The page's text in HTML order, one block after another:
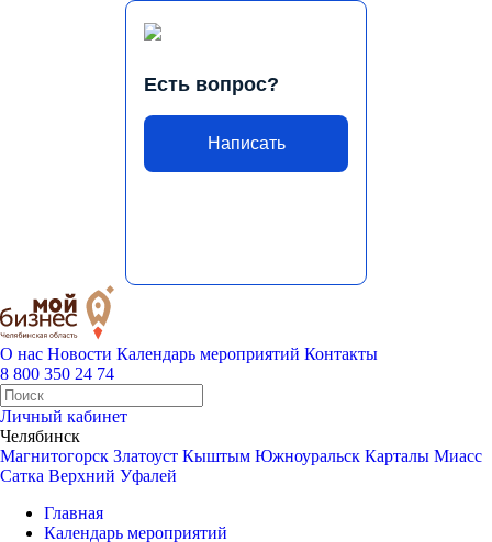
Есть вопрос?
Написать
О нас Новости Календарь мероприятий Контакты
8 800 350 24 74
Личный кабинет
Челябинск
Магнитогорск Златоуст Кыштым Южноуральск Карталы Миасс
Сатка Верхний Уфалей
Главная
Календарь мероприятий